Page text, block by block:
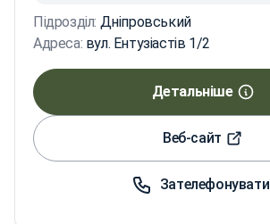
Підрозділ: Дніпровський
Адреса: вул. Ентузіастів 1/2
Детальніше
Веб-сайт
Зателефонувати